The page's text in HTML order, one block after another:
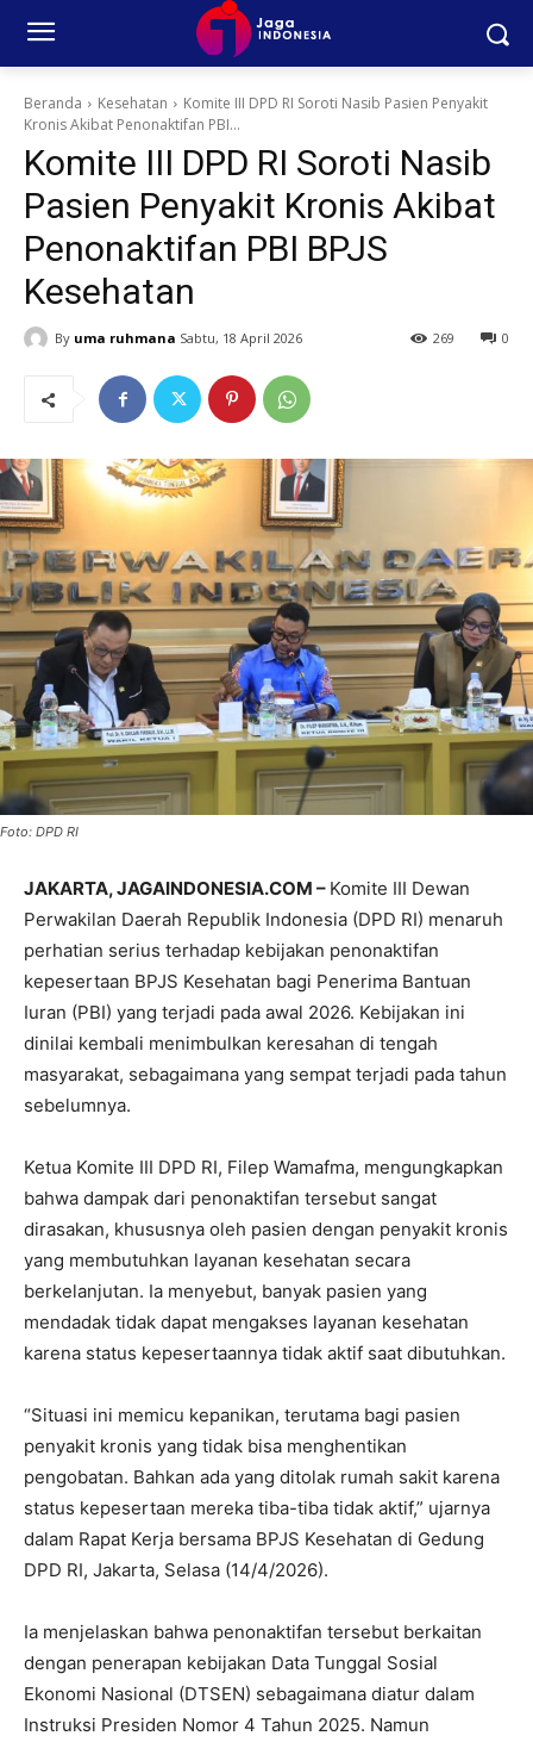
Beranda Kesehatan
Komite III DPD RI Soroti Nasib Pasien Penyakit
Kronis Akibat Penonaktifan PBI...
Komite III DPD RI Soroti Nasib
Pasien Penyakit Kronis Akibat
Penonaktifan PBI BPJS
Kesehatan
By uma ruhmana Sabtu, 18 April 2026 0
269
Foto: DPD RI
JAKARTA, JAGAINDONESIA.COM – Komite III Dewan
Perwakilan Daerah Republik Indonesia (DPD RI) menaruh
perhatian serius terhadap kebijakan penonaktifan
kepesertaan BPJS Kesehatan bagi Penerima Bantuan
Iuran (PBI) yang terjadi pada awal 2026. Kebijakan ini
dinilai kembali menimbulkan keresahan di tengah
masyarakat, sebagaimana yang sempat terjadi pada tahun
sebelumnya.
Ketua Komite III DPD RI, Filep Wamafma, mengungkapkan
bahwa dampak dari penonaktifan tersebut sangat
dirasakan, khususnya oleh pasien dengan penyakit kronis
yang membutuhkan layanan kesehatan secara
berkelanjutan. Ia menyebut, banyak pasien yang
mendadak tidak dapat mengakses layanan kesehatan
karena status kepesertaannya tidak aktif saat dibutuhkan.
“Situasi ini memicu kepanikan, terutama bagi pasien
penyakit kronis yang tidak bisa menghentikan
pengobatan. Bahkan ada yang ditolak rumah sakit karena
status kepesertaan mereka tiba-tiba tidak aktif,” ujarnya
dalam Rapat Kerja bersama BPJS Kesehatan di Gedung
DPD RI, Jakarta, Selasa (14/4/2026).
Ia menjelaskan bahwa penonaktifan tersebut berkaitan
dengan penerapan kebijakan Data Tunggal Sosial
Ekonomi Nasional (DTSEN) sebagaimana diatur dalam
Instruksi Presiden Nomor 4 Tahun 2025. Namun